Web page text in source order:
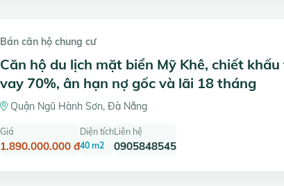
Bán căn hộ chung cư
Căn hộ du lịch mặt biển Mỹ Khê, chiết
vay 70%, ân hạn nợ gốc và lãi 18 tháng
Quận Ngũ Hành Sơn, Đà Nẵng
Giá
1.890.000.000 đ
Diện tích
40 m2
Liên hệ
0905848545